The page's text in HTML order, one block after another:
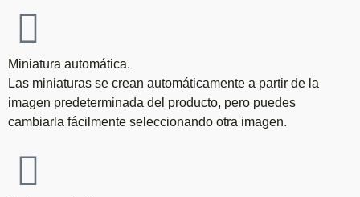
Miniatura automática.
Las miniaturas se crean automáticamente a partir de la
imagen predeterminada del producto, pero puedes
cambiarla fácilmente seleccionando otra imagen.